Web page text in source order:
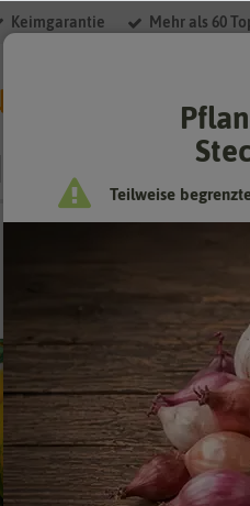
Keimgarantie Mehr als 60
Teilweise